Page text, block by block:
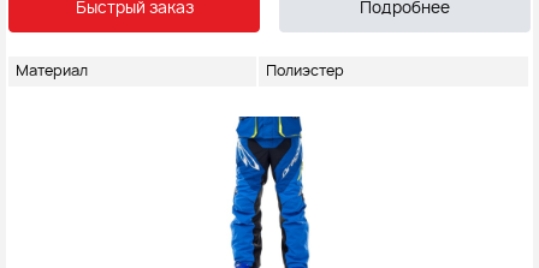
Быстрый заказ Подробнее
Материал Полиэстер